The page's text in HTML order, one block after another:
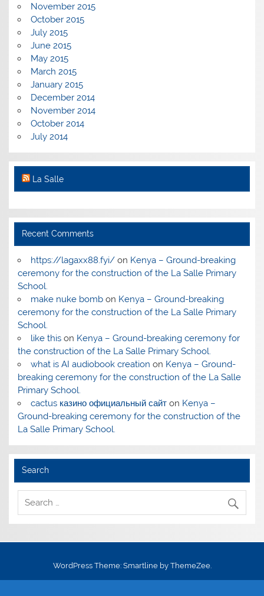
November 2015
October 2015
July 2015
June 2015
May 2015
March 2015
January 2015
December 2014
November 2014
October 2014
July 2014
La Salle
Recent Comments
https://lagaxx88.fyi/on Kenya – Ground-breaking
ceremony for the construction of the La Salle Primary
School.
make nuke bombon Kenya – Ground-breaking
ceremony for the construction of the La Salle Primary
School.
like thison Kenya – Ground-breaking ceremony for
the construction of the La Salle Primary School.
what is AI audiobook creation on Kenya – Ground-
breaking ceremony for the construction of the La Salle
Primary School.
cactus казино официальный сайтon Kenya –
Ground-breaking ceremony for the construction of the
La Salle Primary School.
Search
WordPress Theme: Smartline by ThemeZee.